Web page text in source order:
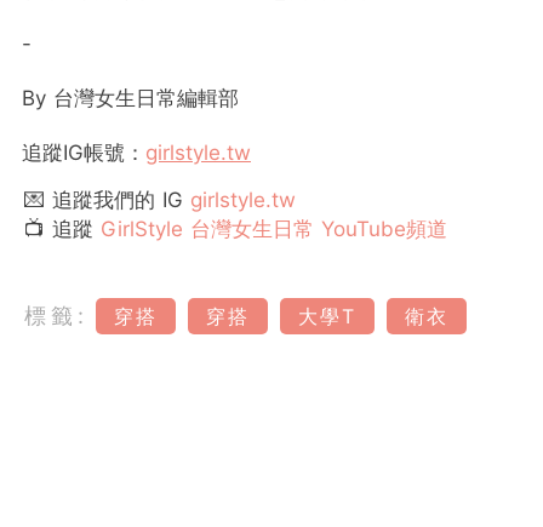
-
By 台灣女生日常編輯部
追蹤IG帳號： girlstyle.tw
💌 追蹤我們的 IG girlstyle.tw
📺 追蹤 GirlStyle 台灣女生日常 YouTube頻道
標籤: 穿搭 穿搭 大學T 衛衣